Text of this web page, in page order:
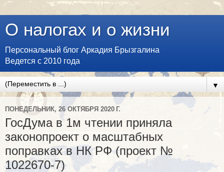
О налогах и о жизни
Персональный блог Аркадия Брызгалина
Ведется с 2010 года
▼
ПОНЕДЕЛЬНИК, 26 ОКТЯБРЯ 2020 Г.
ГосДума в 1м чтении приняла
законопроект о масштабных
поправках в НК РФ (проект №
1022670-7)